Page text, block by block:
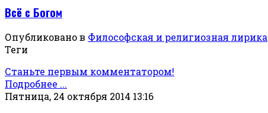
Всё с Богом
Опубликовано в Философская и религиозная лирика
Теги
Станьте первым комментатором!
Подробнее ...
Пятница, 24 октября 2014 13:16